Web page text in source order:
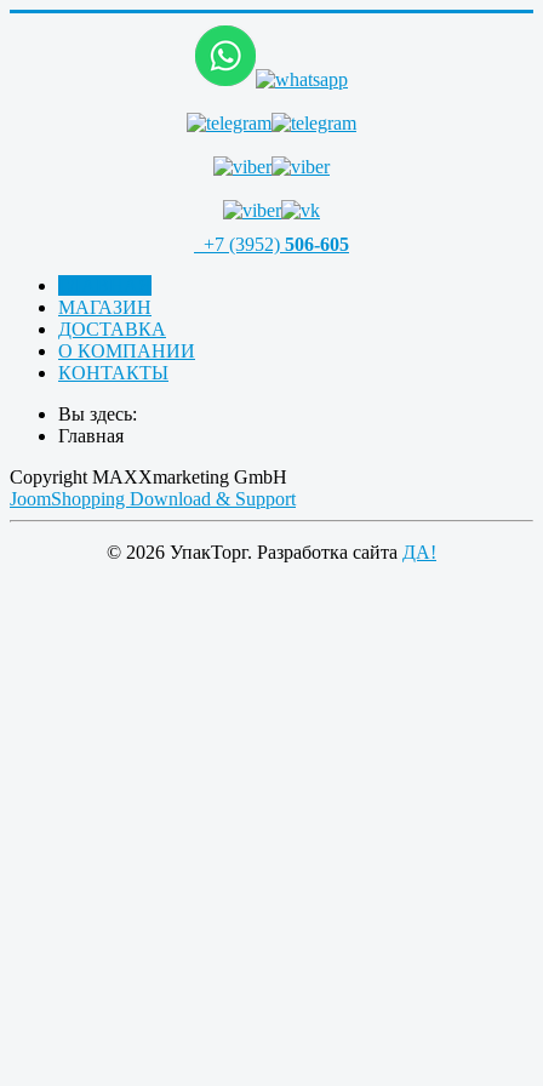
+7 (3952) 506-605
МАГАЗИН
ДОСТАВКА
О КОМПАНИИ
КОНТАКТЫ
Вы здесь:
Главная
Copyright MAXXmarketing GmbH
JoomShopping Download & Support
© 2026 УпакТорг. Разработка сайта ДА!